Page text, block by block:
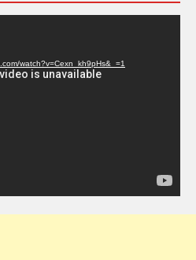
watch?v=Cexn_kh9pHs&_=1